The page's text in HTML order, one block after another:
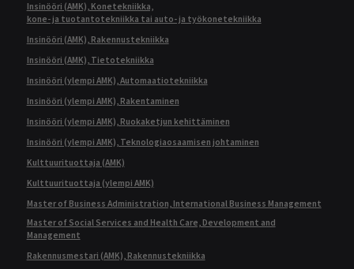
Insinööri (AMK), Konetekniikka,
kone- ja tuotantotekniikka tai auto- ja työkonetekniikka
Insinööri (AMK), Rakennustekniikka
Insinööri (AMK), Tietotekniikka
Insinööri (ylempi AMK), Automaatiotekniikka
Insinööri (ylempi AMK), Rakentaminen
Insinööri (ylempi AMK), Ruokaketjun kehittäminen
Insinööri (ylempi AMK), Teknologiaosaamisen johtaminen
Kulttuurituottaja (AMK)
Kulttuurituottaja (ylempi AMK)
Master of Business Administration, International Business Management
Master of Social Services and Health Care, Development and
Management
Rakennusmestari (AMK), Rakennustekniikka